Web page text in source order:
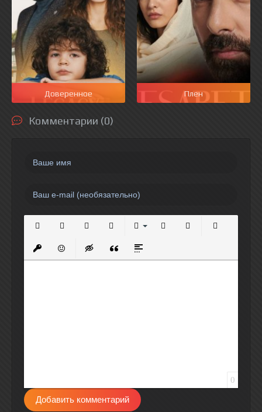
Доверенное Плен
Комментарии (0)
Вставить защищенную ссылку
Вставить смайлик
Вставка скрытого текста
Вставка цитаты
Вставка спойлера
0
Добавить комментарий